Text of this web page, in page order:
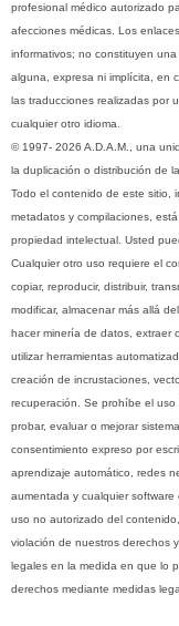
profesional médico autorizado
afecciones médicas. Los
informativos; no constituyen
alguna, expresa ni implícita, en
las traducciones realizadas por
cualquier otro idioma.
© 1997- 2026 A.D.A.M., una
la duplicación o distribución de
Todo el contenido de este sitio,
metadatos y compilaciones,
propiedad intelectual. Usted
Cualquier otro uso requiere el
copiar, reproducir, distribuir,
modificar, almacenar más allá
hacer minería de datos, extraer
utilizar herramientas
creación de incrustaciones,
recuperación. Se prohíbe el uso
probar, evaluar o mejorar
consentimiento expreso por
aprendizaje automático, redes
aumentada y cualquier
uso no autorizado del
violación de nuestros derechos
legales en la medida en que lo
derechos mediante medidas